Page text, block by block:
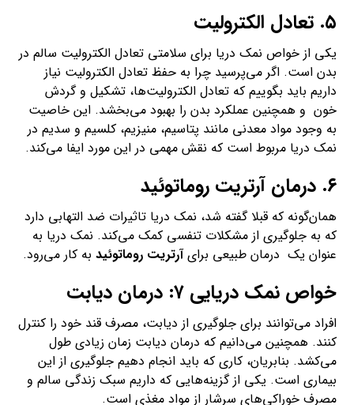
۵. تعادل الکترولیت
یکی از خواص نمک دریا برای سلامتی تعادل الکترولیت سالم در
بدن است. اگر می‌پرسید چرا به حفظ تعادل الکترولیت نیاز
داریم باید بگوییم که تعادل الکترولیت‌ها، تشکیل و گردش
خون و همچنین عملکرد بدن را بهبود می‌بخشد. این خاصیت
به وجود مواد معدنی مانند پتاسیم، منیزیم، کلسیم و سدیم در
نمک دریا مربوط است که نقش مهمی در این مورد ایفا می‌کند.
۶. درمان آرتریت روماتوئید
همان‌گونه که قبلا گفته شد، نمک دریا تاثیرات ضد التهابی دارد
که به جلوگیری از مشکلات تنفسی کمک می‌کند. نمک دریا به
عنوان یک درمان طبیعی برایآرتریت روماتوئید به کار می‌رود.
خواص نمک دریایی ۷: درمان دیابت
افراد می‌توانند برای جلوگیری از دیابت، مصرف قند خود را کنترل
کنند. همچنین می‌دانیم که درمان دیابت زمان زیادی طول
می‌کشد. بنابریان، کاری که باید انجام دهیم جلوگیری از این
بیماری است. یکی از گزینه‌هایی که داریم سبک زندگی سالم و
مصرف خوراکی‌های سرشار از مواد مغذی است.